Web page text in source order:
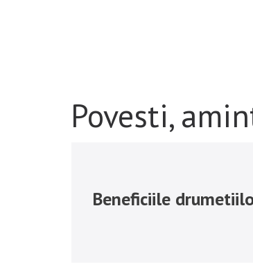
Povesti,
Beneficiile